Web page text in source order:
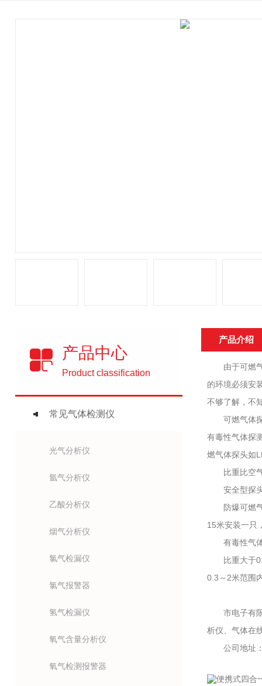
产品中心
Product classification
常见气体检测仪
光气分析仪
氩气分析仪
乙酸分析仪
烟气分析仪
氯气检漏仪
氯气报警器
氢气检漏仪
氧气含量分析仪
氧气检测报警器
产品介绍
由于可燃气
的环境必须安
不够了解，不
可燃气体探
有毒性气体探
燃气体探头如
比重比空气
安全型探头
防爆可燃气
15米安装一只
有毒性气体
比重大于
0.3～2米范围
市电子有限
析仪、气体在
公司地址：